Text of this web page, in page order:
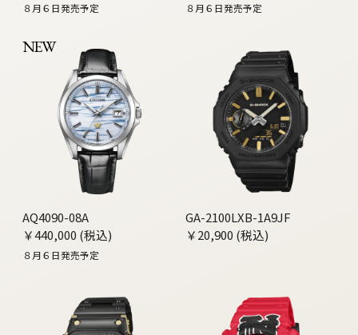
８月６日発売予定 ８月６日発売予定
NEW
AQ4090-08A
￥440,000 (税込)
８月６日発売予定
GA-2100LXB-1A9JF
￥20,900 (税込)